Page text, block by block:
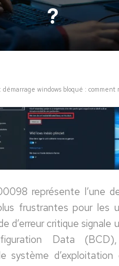
?
windows bloqué : comment
représente l’une
frustrantes pour les
d’erreur critique signale
Data (BCD),
système d’exploitation